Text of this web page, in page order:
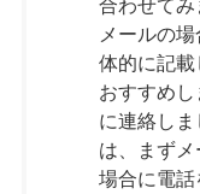
合わせてみ
メールの
体的に記
おすすめ
に連絡し
は、まず
場合に電話